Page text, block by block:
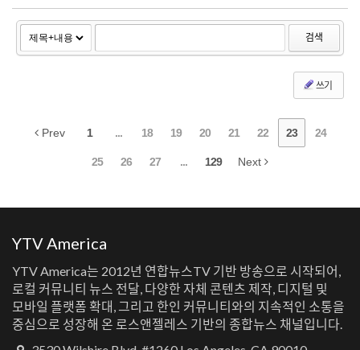
검색
쓰기
Prev 1 ... 18 19 20 21 22 23 24
25 26 27 ... 129 Next
YTV America
YTV America는 2012년 연합뉴스TV 기반 방송으로 시작되어,
로컬 커뮤니티 뉴스 전달, 다양한 자체 콘텐츠 제작, 디지털 및
모바일 플랫폼 확대, 그리고 한인 커뮤니티와의 지속적인 소통을
중심으로 성장해 온 로스앤젤레스 기반의 종합뉴스 채널입니다.